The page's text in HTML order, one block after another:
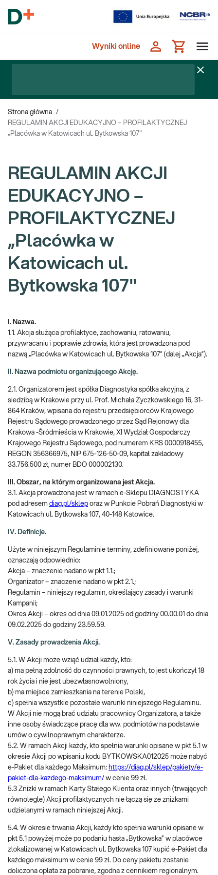
Wyniki online
Strona główna /
REGULAMIN AKCJI EDUKACYJNO – PROFILAKTYCZNEJ
„Placówka w Katowicach ul. Bytkowska 107"
REGULAMIN AKCJI
EDUKACYJNO –
PROFILAKTYCZNEJ
„Placówka w
Katowicach ul.
Bytkowska 107"
I. Nazwa.
1.1. Akcja służąca profilaktyce, zachowaniu, ratowaniu,
przywracaniu i poprawie zdrowia, która jest prowadzona pod
nazwą „Placówka w Katowicach ul. Bytkowska 107” (dalej „Akcja”).
II. Nazwa podmiotu organizującego Akcję.
2.1. Organizatorem jest spółka Diagnostyka spółka akcyjna, z
siedzibą w Krakowie przy ul. Prof. Michała Życzkowskiego 16, 31-
864 Kraków, wpisana do rejestru przedsiębiorców Krajowego
Rejestru Sądowego prowadzonego przez Sąd Rejonowy dla
Krakowa -Śródmieścia w Krakowie, XI Wydział Gospodarczy
Krajowego Rejestru Sądowego, pod numerem KRS 0000918455,
REGON 356366975, NIP 675-126-50-09, kapitał zakładowy
33.756.500 zł, numer BDO 000002130.
III. Obszar, na którym organizowana jest Akcja.
3.1. Akcja prowadzona jest w ramach e-Sklepu DIAGNOSTYKA
pod adresem diag.pl/sklep oraz w Punkcie Pobrań Diagnostyki w
Katowicach ul. Bytkowska 107, 40-148 Katowice.
IV. Definicje.
Użyte w niniejszym Regulaminie terminy, zdefiniowane poniżej,
oznaczają odpowiednio:
Akcja – znaczenie nadano w pkt 1.1.;
Organizator – znaczenie nadano w pkt 2.1.;
Regulamin – niniejszy regulamin, określający zasady i warunki
Kampanii;
Okres Akcji – okres od dnia 09.01.2025 od godziny 00.00.01 do dnia
09.02.2025 do godziny 23.59.59.
V. Zasady prowadzenia Akcji.
5.1. W Akcji może wziąć udział każdy, kto:
a) ma pełną zdolność do czynności prawnych, to jest ukończył 18
rok życia i nie jest ubezwłasnowolniony,
b) ma miejsce zamieszkania na terenie Polski,
c) spełnia wszystkie pozostałe warunki niniejszego Regulaminu.
W Akcji nie mogą brać udziału pracownicy Organizatora, a także
inne osoby świadczące pracę dla ww. podmiotów na podstawie
umów o cywilnoprawnym charakterze.
5.2. W ramach Akcji każdy, kto spełnia warunki opisane w pkt 5.1 w
okresie Akcji po wpisaniu kodu BYTKOWSKA012025 może nabyć
e-Pakiet dla każdego Maksimum: https://diag.pl/sklep/pakiety/e-
pakiet-dla-kazdego-maksimum/ w cenie 99 zł.
5.3 Zniżki w ramach Karty Stałego Klienta oraz innych (trwających
równolegle) Akcji profilaktycznych nie łączą się ze zniżkami
udzielanymi w ramach niniejszej Akcji.
5.4. W okresie trwania Akcji, każdy kto spełnia warunki opisane w
pkt 5.1 powyżej może po podaniu hasła „Bytkowska” w placówce
zlokalizowanej w Katowicach ul. Bytkowska 107 kupić e-Pakiet dla
każdego maksimum w cenie 99 zł. Do ceny pakietu zostanie
doliczona opłata za pobranie, zgodna z cennikiem regionalnym.